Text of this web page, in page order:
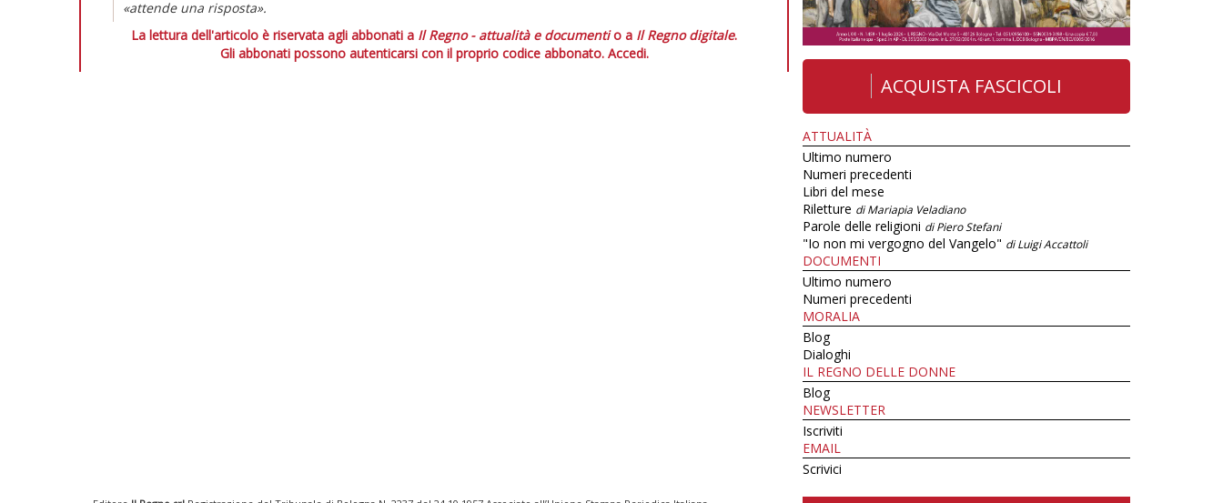
«attende una risposta».
La lettura dell'articolo è riservata agli abbonati a Il Regno - attualità e documentio a Il Regno digitale.
Gli abbonati possono autenticarsi con il proprio codice abbonato. Accedi.
ACQUISTA FASCICOLI
ATTUALITÀ
Ultimo numero
Numeri precedenti
Libri del mese
Riletture di Mariapia Veladiano
Parole delle religioni di Piero Stefani
"Io non mi vergogno del Vangelo" di Luigi Accattoli
DOCUMENTI
Ultimo numero
Numeri precedenti
MORALIA
Blog
Dialoghi
IL REGNO DELLE DONNE
Blog
NEWSLETTER
Iscriviti
EMAIL
Scrivici